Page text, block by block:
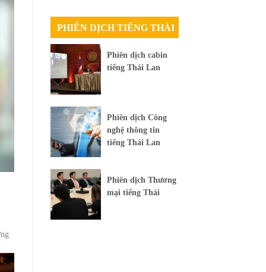
PHIÊN DỊCH TIẾNG THÁI
Phiên dịch cabin
tiếng Thái Lan
Phiên dịch Công
nghệ thông tin
tiếng Thái Lan
Phiên dịch Thương
mại tiếng Thái